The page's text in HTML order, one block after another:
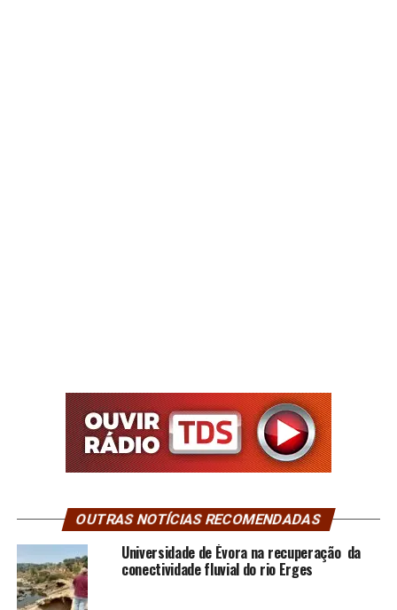
OUTRAS NOTÍCIAS RECOMENDADAS
Universidade de Évora na recuperação da
conectividade fluvial do rio Erges